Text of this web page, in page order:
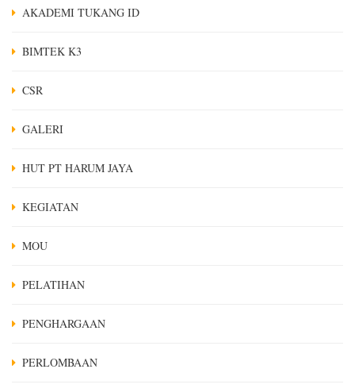
AKADEMI TUKANG ID
BIMTEK K3
CSR
GALERI
HUT PT HARUM JAYA
KEGIATAN
MOU
PELATIHAN
PENGHARGAAN
PERLOMBAAN